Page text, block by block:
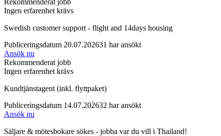
Rekommenderat jobb
Ingen erfarenhet krävs
Swedish customer support - flight and 14days housing
Publiceringsdatum 20.07.202631 har ansökt
Ansök nu
Rekommenderat jobb
Ingen erfarenhet krävs
Kundtjänstagent (inkl. flyttpaket)
Publiceringsdatum 14.07.202632 har ansökt
Ansök nu
Säljare & mötesbokare sökes - jobba var du vill i Thailand!